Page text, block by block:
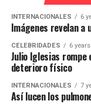
INTERNACIONALES 6
Imágenes revelan a
CELEBRIDADES 6
Julio Iglesias rompe
deterioro físico
INTERNACIONALES 7
Así lucen los